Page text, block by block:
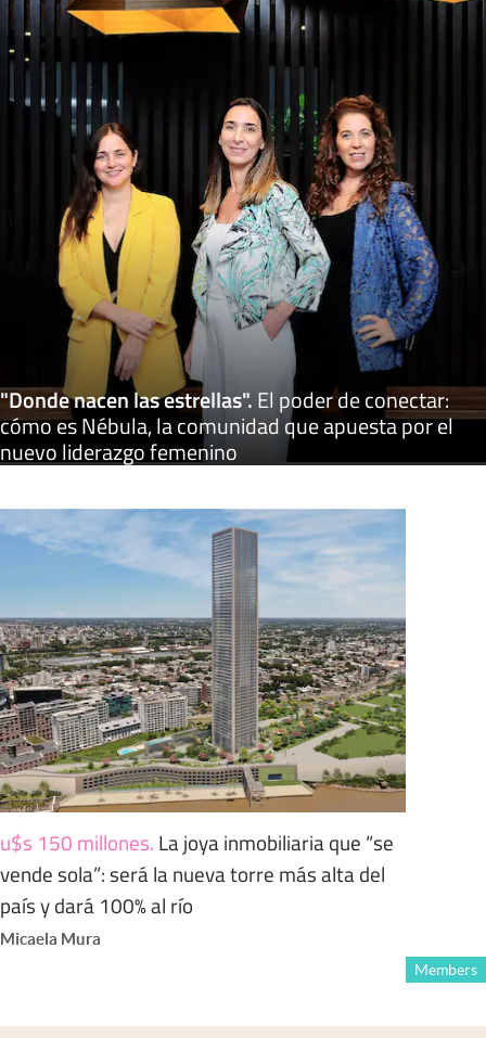
"Donde nacen las estrellas".El poder de conectar:
cómo es Nébula, la comunidad que apuesta por el
nuevo liderazgo femenino
u$s 150 millones. La joya inmobiliaria que “se
vende sola”: será la nueva torre más alta del
país y dará 100% al río
Micaela Mura
Members